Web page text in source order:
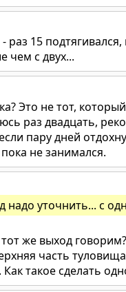
15
чем с двух...
Это не тот,
раз двадцать,
пару дней
не занимался.
надо уточнить... с
же выход
часть
такое сделать